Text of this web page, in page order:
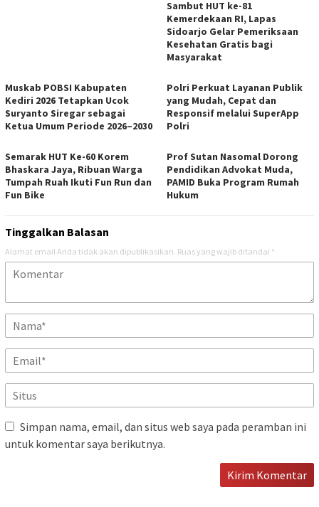
Sambut HUT ke-81
Kemerdekaan RI, Lapas
Sidoarjo Gelar Pemeriksaan
Kesehatan Gratis bagi
Masyarakat
Muskab POBSI Kabupaten
Kediri 2026 Tetapkan Ucok
Suryanto Siregar sebagai
Ketua Umum Periode 2026–2030
Polri Perkuat Layanan Publik
yang Mudah, Cepat dan
Responsif melalui SuperApp
Polri
Semarak HUT Ke-60 Korem
Bhaskara Jaya, Ribuan Warga
Tumpah Ruah Ikuti Fun Run dan
Fun Bike
Prof Sutan Nasomal Dorong
Pendidikan Advokat Muda,
PAMID Buka Program Rumah
Hukum
Tinggalkan Balasan
Alamat email Anda tidak akan dipublikasikan. Ruas yang wajib ditandai *
Simpan nama, email, dan situs web saya pada peramban ini
untuk komentar saya berikutnya.